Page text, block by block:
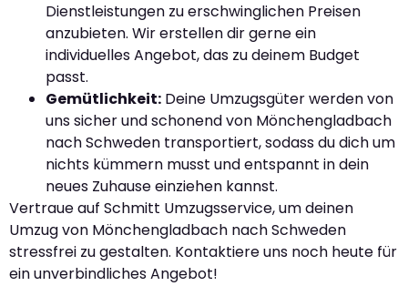
Dienstleistungen zu erschwinglichen Preisen
anzubieten. Wir erstellen dir gerne ein
individuelles Angebot, das zu deinem Budget
passt.
Gemütlichkeit: Deine Umzugsgüter werden von
uns sicher und schonend von Mönchengladbach
nach Schweden transportiert, sodass du dich um
nichts kümmern musst und entspannt in dein
neues Zuhause einziehen kannst.
Vertraue auf Schmitt Umzugsservice, um deinen
Umzug von Mönchengladbach nach Schweden
stressfrei zu gestalten. Kontaktiere uns noch heute für
ein unverbindliches Angebot!